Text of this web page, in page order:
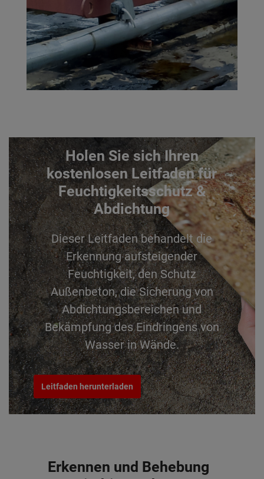
Holen Sie sich Ihren
kostenlosen Leitfaden für
Feuchtigkeitsschutz &
Abdichtung
Dieser Leitfaden behandelt die
Erkennung aufsteigender
Feuchtigkeit, den Schutz
Außenbeton, die Sicherung von
Abdichtungsbereichen und
Bekämpfung des Eindringens von
Wasser in Wände.
Leitfaden herunterladen
Erkennen und Behebung